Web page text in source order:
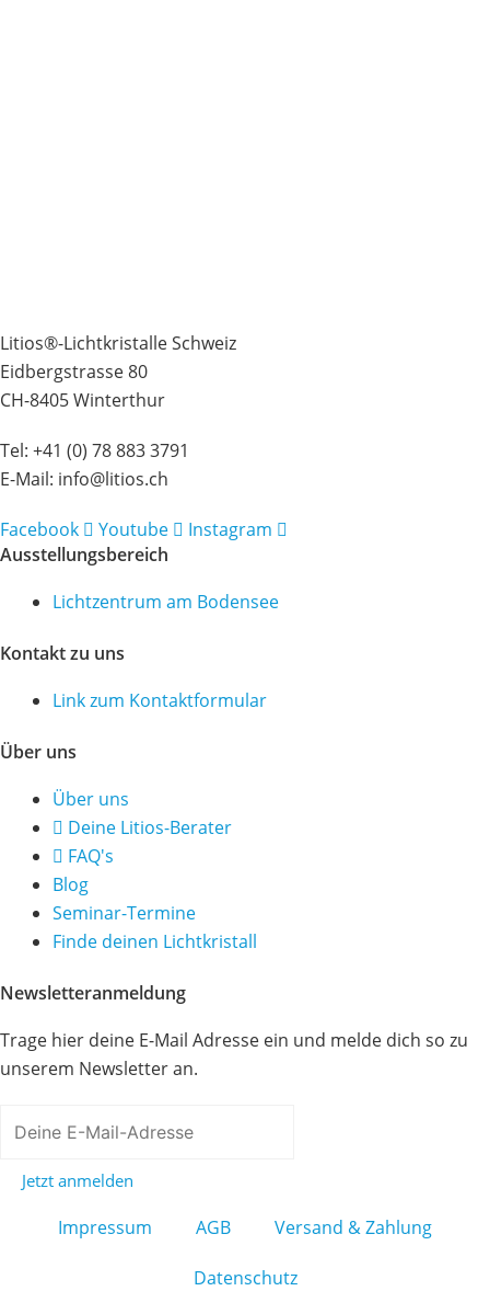
Litios®-Lichtkristalle Schweiz
Eidbergstrasse 80
CH-8405 Winterthur
Tel: +41 (0) 78 883 3791
E-Mail: info@litios.ch
Facebook Youtube
Instagram
Ausstellungsbereich
Lichtzentrum am Bodensee
Kontakt zu uns
Link zum Kontaktformular
Über uns
Über uns
Deine Litios-Berater
FAQ's
Blog
Seminar-Termine
Finde deinen Lichtkristall
Newsletteranmeldung
Trage hier deine E-Mail Adresse ein und melde dich so zu
unserem Newsletter an.
Jetzt anmelden
Impressum AGB Versand & Zahlung
Datenschutz